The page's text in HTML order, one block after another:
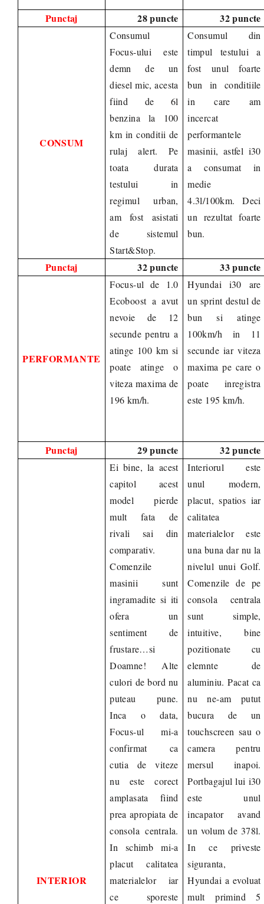
Punctaj 28 puncte 32 puncte
CONSUM
Consumul
Focus-ului este
demn de un
diesel mic, acesta
fiind de 6l
benzina la 100
km in conditii de
rulaj alert. Pe
toata durata
testului in
regimul urban,
am fost asistati
de sistemul
Start&Stop.
Consumul din
timpul testului a
fost unul foarte
bun in conditiile
in care am
incercat
performantele
masinii, astfel i30
a consumat in
medie
4.3l/100km. Deci
un rezultat foarte
bun.
Punctaj 32 puncte 33 puncte
PERFORMANTE
Focus-ul de 1.0
Ecoboost a avut
nevoie de 12
secunde pentru a
atinge 100 km si
poate atinge o
viteza maxima de
196 km/h.
Hyundai i30 are
un sprint destul de
bun si atinge
100km/h in 11
secunde iar viteza
maxima pe care o
poate inregistra
este 195 km/h.
Punctaj 29 puncte 32 puncte
INTERIOR
Ei bine, la acest
capitol acest
model pierde
mult fata de
rivali sai din
comparativ.
Comenzile
masinii sunt
ingramadite si iti
ofera un
sentiment de
frustare…si
Doamne! Alte
culori de bord nu
puteau pune.
Inca o data,
Focus-ul mi-a
confirmat ca
cutia de viteze
nu este corect
amplasata fiind
prea apropiata de
consola centrala.
In schimb mi-a
placut calitatea
materialelor iar
ce sporeste
Interiorul este
unul modern,
placut, spatios iar
calitatea
materialelor este
una buna dar nu la
nivelul unui Golf.
Comenzile de pe
consola centrala
sunt simple,
intuitive, bine
pozitionate cu
elemnte de
aluminiu. Pacat ca
nu ne-am putut
bucura de un
touchscreen sau o
camera pentru
mersul inapoi.
Portbagajul lui i30
este unul
incapator avand
un volum de 378l.
In ce priveste
siguranta,
Hyundai a evoluat
mult primind 5